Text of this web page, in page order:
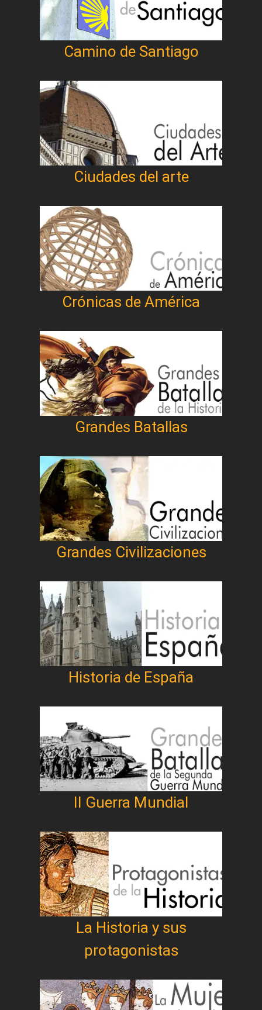
Camino de Santiago
Ciudades del arte
Crónicas de América
Grandes Batallas
Grandes Civilizaciones
Historia de España
II Guerra Mundial
La Historia y sus
protagonistas